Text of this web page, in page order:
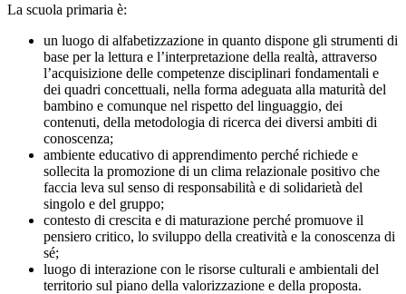
La scuola primaria è:
un luogo di alfabetizzazione in quanto dispone gli strumenti di
base per la lettura e l’interpretazione della realtà, attraverso
l’acquisizione delle competenze disciplinari fondamentali e
dei quadri concettuali, nella forma adeguata alla maturità del
bambino e comunque nel rispetto del linguaggio, dei
contenuti, della metodologia di ricerca dei diversi ambiti di
conoscenza;
ambiente educativo di apprendimento perché richiede e
sollecita la promozione di un clima relazionale positivo che
faccia leva sul senso di responsabilità e di solidarietà del
singolo e del gruppo;
contesto di crescita e di maturazione perché promuove il
pensiero critico, lo sviluppo della creatività e la conoscenza di
sé;
luogo di interazione con le risorse culturali e ambientali del
territorio sul piano della valorizzazione e della proposta.